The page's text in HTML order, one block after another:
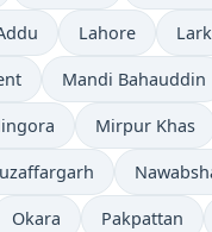
Lahore
Mandi Bahauddin
Mirpur Khas
Okara Pakpattan